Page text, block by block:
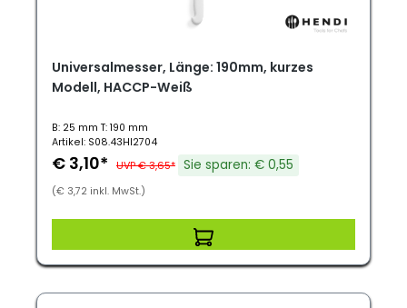
Universalmesser, Länge: 190mm, kurzes
Modell, HACCP-Weiß
B: 25 mm T: 190 mm
Artikel: S08.43HI2704
€ 3,10* UVP € 3,65* Sie sparen: € 0,55
(€ 3,72 inkl. MwSt.)